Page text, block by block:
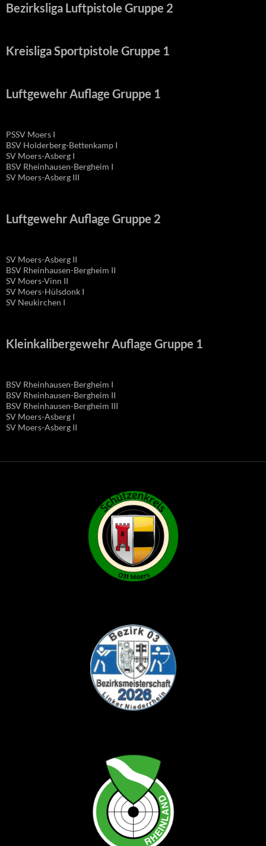
Bezirksliga Luftpistole Gruppe 2
Kreisliga Sportpistole Gruppe 1
Luftgewehr Auflage Gruppe 1
PSSV Moers I
BSV Holderberg-Bettenkamp I
SV Moers-Asberg I
BSV Rheinhausen-Bergheim I
SV Moers-Asberg III
Luftgewehr Auflage Gruppe 2
SV Moers-Asberg II
BSV Rheinhausen-Bergheim II
SV Moers-Vinn II
SV Moers-Hülsdonk I
SV Neukirchen I
Kleinkalibergewehr Auflage Gruppe 1
BSV Rheinhausen-Bergheim I
BSV Rheinhausen-Bergheim II
BSV Rheinhausen-Bergheim III
SV Moers-Asberg I
SV Moers-Asberg II